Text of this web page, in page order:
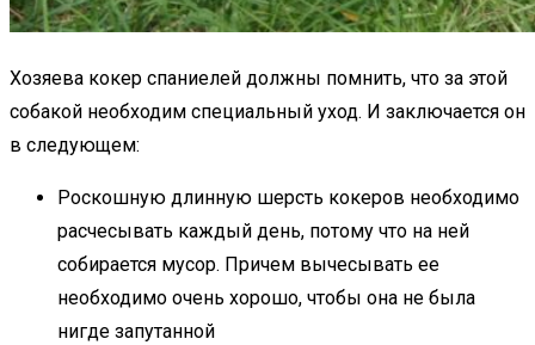
Хозяева кокер спаниелей должны помнить, что за этой
собакой необходим специальный уход. И заключается он
в следующем:
Роскошную длинную шерсть кокеров необходимо
расчесывать каждый день, потому что на ней
собирается мусор. Причем вычесывать ее
необходимо очень хорошо, чтобы она не была
нигде запутанной